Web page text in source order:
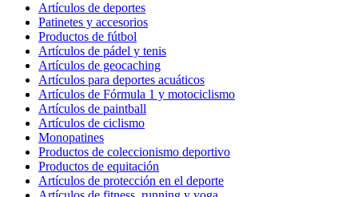
Artículos de deportes
Patinetes y accesorios
Productos de fútbol
Artículos de pádel y tenis
Artículos de geocaching
Artículos para deportes acuáticos
Artículos de Fórmula 1 y motociclismo
Artículos de paintball
Artículos de ciclismo
Monopatines
Productos de coleccionismo deportivo
Productos de equitación
Artículos de protección en el deporte